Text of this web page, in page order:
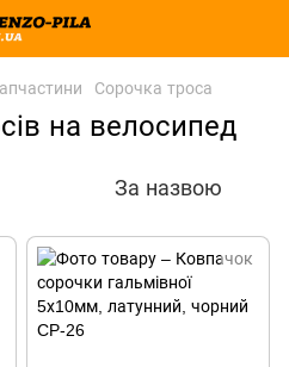
Сорочка троса
на велосипед
За назвою